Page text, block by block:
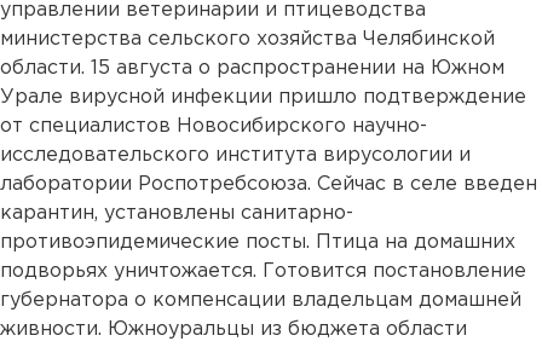
управлении ветеринарии и птицеводства
министерства сельского хозяйства Челябинской
области. 15 августа о распространении на Южном
Урале вирусной инфекции пришло подтверждение
от специалистов Новосибирского научно-
исследовательского института вирусологии и
лаборатории Роспотребсоюза. Сейчас в селе введен
карантин, установлены санитарно-
противоэпидемические посты. Птица на домашних
подворьях уничтожается. Готовится постановление
губернатора о компенсации владельцам домашней
живности. Южноуральцы из бюджета области